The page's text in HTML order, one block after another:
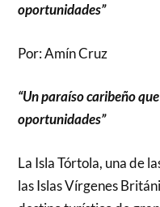
oportunidades”
Por: Amín Cruz
“Un paraíso caribeño
oportunidades”
La Isla Tórtola, una de
las Islas Vírgenes